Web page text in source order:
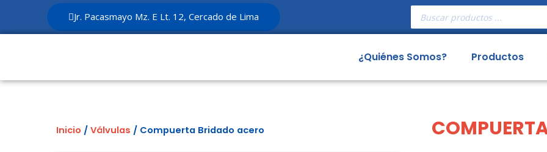
contenido
Jr. Pacasmayo Mz. E Lt. 12, Cercado de Lima
Búsqueda
de
productos
¿Quiénes Somos? Productos
Inicio / Válvulas / Compuerta Bridado acero